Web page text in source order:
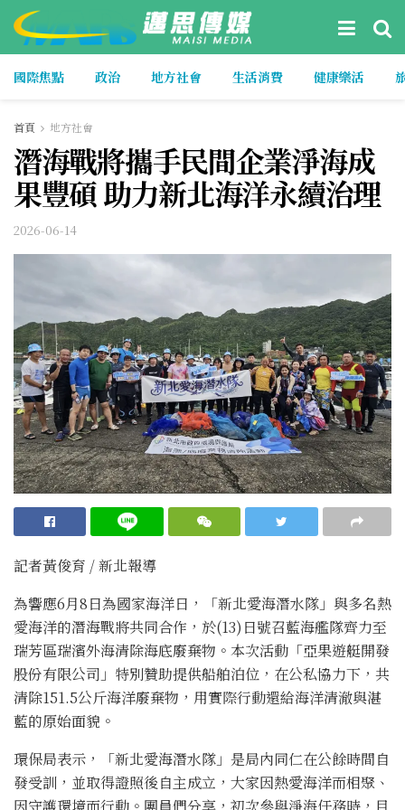
國際焦點 政治 地方社會 生活消費 健康樂活
首頁 地方社會
潛海戰將攜手民間企業淨海成
果豐碩 助力新北海洋永續治理
2026-06-14
記者黃俊育 / 新北報導
為響應6月8日為國家海洋日，「新北愛海潛水隊」與多名熱
愛海洋的潛海戰將共同合作，於(13)日號召藍海艦隊齊力至
瑞芳區瑞濱外海清除海底廢棄物。本次活動「亞果遊艇開發
股份有限公司」特別贊助提供船舶泊位，在公私協力下，共
清除151.5公斤海洋廢棄物，用實際行動還給海洋清澈與湛
藍的原始面貌。
環保局表示，「新北愛海潛水隊」是局內同仁在公餘時間自
發受訓，並取得證照後自主成立，大家因熱愛海洋而相聚、
因守護環境而行動。團員們分享，初次參與淨海任務時，目